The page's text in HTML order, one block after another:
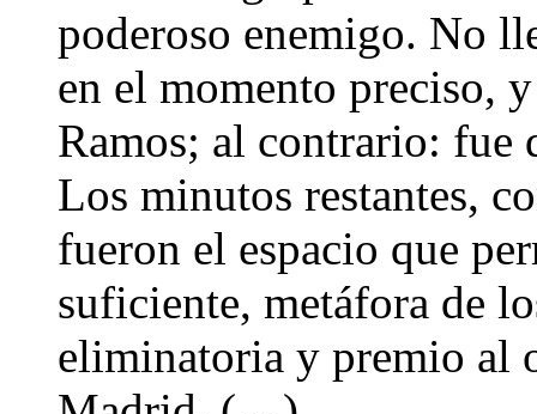
poderoso enemigo. No
en el momento preciso,
Ramos; al contrario: fue
Los minutos restantes,
fueron el espacio que
suficiente, metáfora de
eliminatoria y premio al